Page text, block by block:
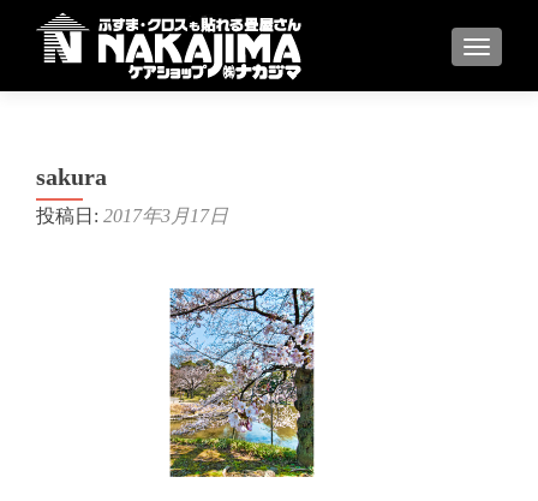
ナビゲ
sakura
投稿日: 2017年3月17日